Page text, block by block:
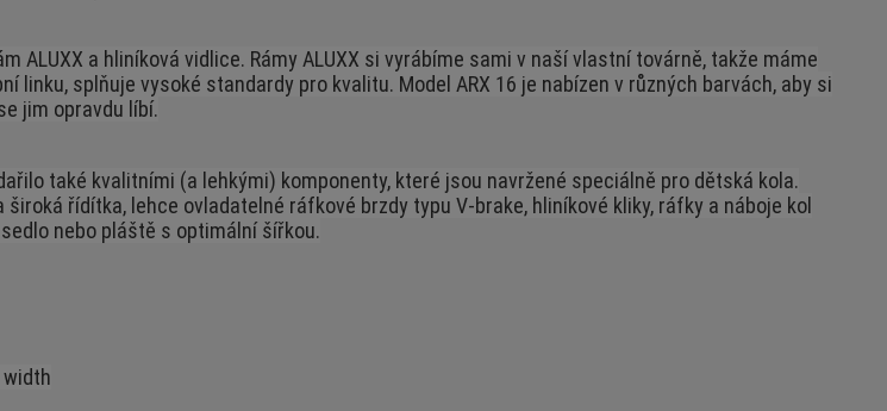
ALUXX a hliníková vidlice. Rámy ALUXX si vyrábíme sami v naší vlastní továrně, takže máme
linku, splňuje vysoké standardy pro kvalitu. Model ARX 16 je nabízen v různých barvách, aby si
jim opravdu líbí.
také kvalitními (a lehkými) komponenty, které jsou navržené speciálně pro dětská kola.
řídítka, lehce ovladatelné ráfkové brzdy typu V-brake, hliníkové kliky, ráfky a náboje kol
nebo pláště s optimální šířkou.
width